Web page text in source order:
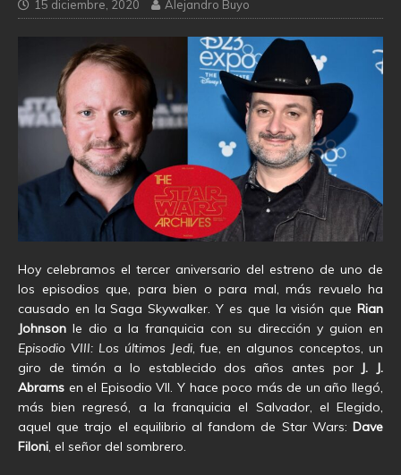
15 diciembre, 2020 Alejandro Buyo
Hoy celebramos el tercer aniversario del estreno de uno de
los episodios que, para bien o para mal, más revuelo ha
causado en la Saga Skywalker. Y es que la visión que Rian
Johnson le dio a la franquicia con su dirección y guion en
Episodio VIII: Los últimos Jedi, fue, en algunos conceptos, un
giro de timón a lo establecido dos años antes por
J. J.
Abrams en el Episodio VII. Y hace poco más de un año llegó,
más bien regresó, a la franquicia el Salvador, el Elegido,
aquel que trajo el equilibrio al fandom de Star Wars: Dave
Filoni, el señor del sombrero.